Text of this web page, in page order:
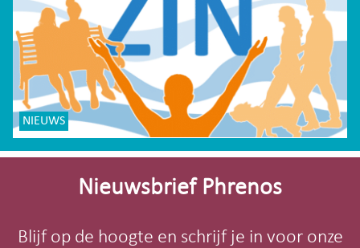
NIEUWS
Site-
Nieuwsbrief Phrenos
Blijf op de hoogte en schrijf je in voor onze